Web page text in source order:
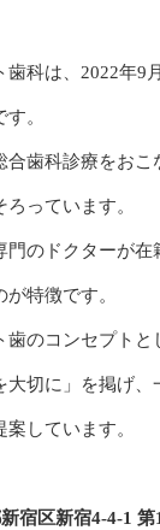
歯科は、2022年9
。
合歯科診療をおこ
っています。
門のドクターが
特徴です。
歯のコンセプトと
大切に」を掲げ
しています。
宿区新宿4-4-1